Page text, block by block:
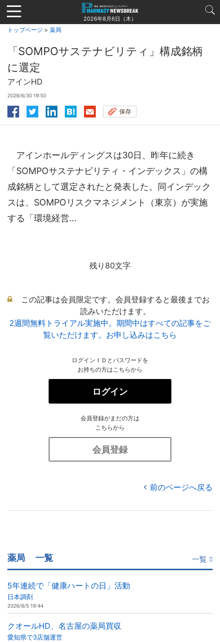
Jump
to
navigation
2026年8月6日（木）
トップページ > 薬局
「SOMPOサステナビリティ」構成銘柄
に選定
アインHD
2026/6/30 19:50
保存
アインホールディングスは30日、昨年に続き
「SOMPOサステナビリティ・インデックス」の構
成銘柄として選定されたと発表した。同インデック
スは、SOMPOリスクマネジメント（東京）が実施
する「環境経営...
残り80文字
この記事は会員限定です。会員登録すると最後までお
読みいただけます。
2週間無料トライアル実施中。期間中はすべての記事をご
覧いただけます。お申し込みはこちら
ログインＩＤとパスワードを
お持ちの方はこちらから
ログイン
会員登録がまだの方は
こちらから
会員登録
前のページへ戻る
薬局 一覧 一覧
5年連続で「健康ハートの日」活動
日本調剤
2026/8/5 19:44
クオールHD、名古屋の薬局買収
愛知県で3店舗運営